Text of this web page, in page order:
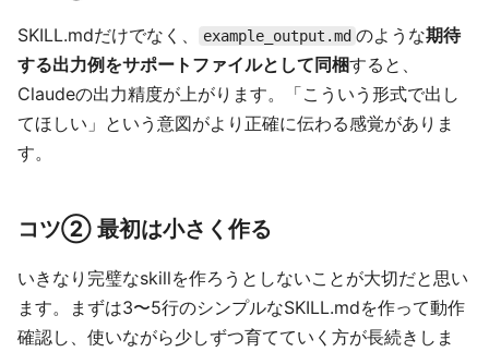
SKILL.mdだけでなく、 example_output.md のような期待
する出力例をサポートファイルとして同梱すると、
Claudeの出力精度が上がります。「こういう形式で出し
てほしい」という意図がより正確に伝わる感覚がありま
す。
コツ② 最初は小さく作る
いきなり完璧なskillを作ろうとしないことが大切だと思い
ます。まずは3〜5行のシンプルなSKILL.mdを作って動作
確認し、使いながら少しずつ育てていく方が長続きしま